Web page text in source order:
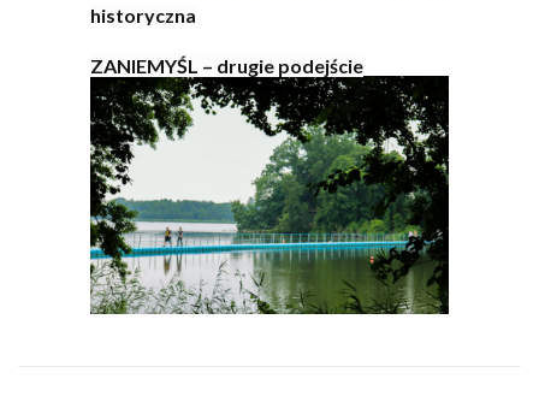
historyczna
ZANIEMYŚL – drugie podejście